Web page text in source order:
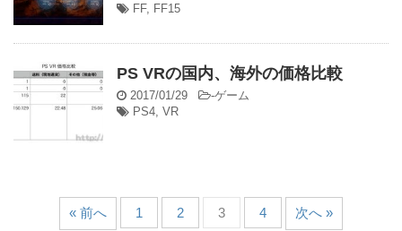
FF, FF15
PS VRの国内、海外の価格比較
2017/01/29 -ゲーム
PS4, VR
« 前へ 1 2 3 4 次へ »